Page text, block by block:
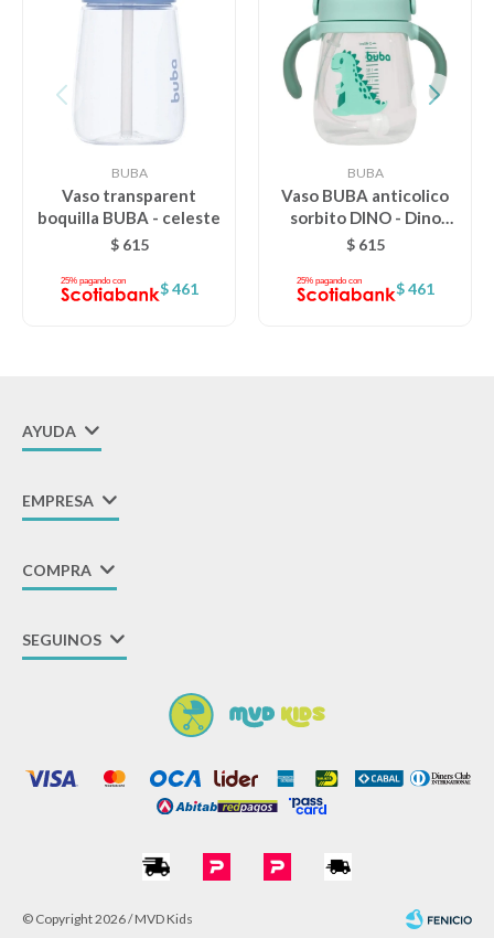
BUBA
Vaso transparent
boquilla BUBA - celeste
$ 615
$ 461
BUBA
Vaso BUBA anticolico
sorbito DINO - Dino
verde clasico
$ 615
$ 461
AYUDA
EMPRESA
COMPRA
SEGUINOS
© Copyright 2026 / MVD Kids